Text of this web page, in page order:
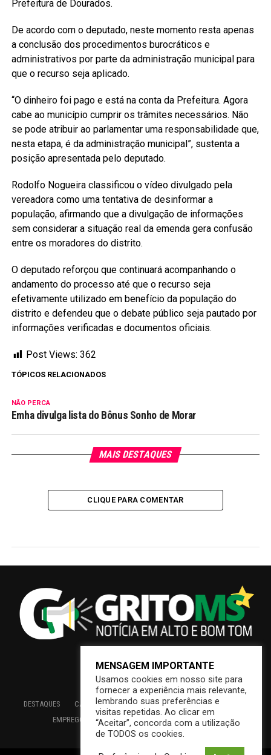
Prefeitura de Dourados.
De acordo com o deputado, neste momento resta apenas
a conclusão dos procedimentos burocráticos e
administrativos por parte da administração municipal para
que o recurso seja aplicado.
“O dinheiro foi pago e está na conta da Prefeitura. Agora
cabe ao município cumprir os trâmites necessários. Não
se pode atribuir ao parlamentar uma responsabilidade que,
nesta etapa, é da administração municipal”, sustenta a
posição apresentada pelo deputado.
Rodolfo Nogueira classificou o vídeo divulgado pela
vereadora como uma tentativa de desinformar a
população, afirmando que a divulgação de informações
sem considerar a situação real da emenda gera confusão
entre os moradores do distrito.
O deputado reforçou que continuará acompanhando o
andamento do processo até que o recurso seja
efetivamente utilizado em benefício da população do
distrito e defendeu que o debate público seja pautado por
informações verificadas e documentos oficiais.
Post Views: 362
TÓPICOS RELACIONADOS
NÃO PERCA
Emha divulga lista do Bônus Sonho de Morar
MAIS DESTAQUES
CLIQUE PARA COMENTAR
DESTAQUES CAMPO GRANDE BRASIL SAÚDE
ECONOMIA
EMPREGO
EDUCAÇÃO INTERIOR PREFEITURA
MENSAGEM IMPORTANTE
Usamos cookies em nosso site para
fornecer a experiência mais relevante,
lembrando suas preferências e
visitas repetidas. Ao clicar em
“Aceitar”, concorda com a utilização
de TODOS os cookies.